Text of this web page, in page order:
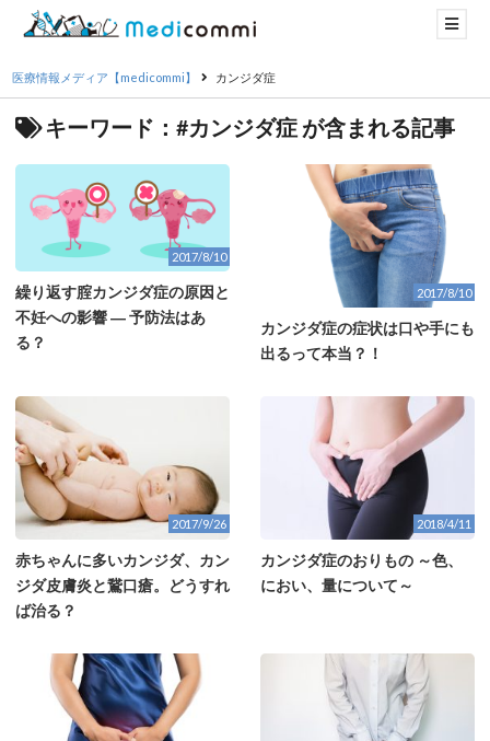
医療情報メディア【medicommi】 カンジダ症
キーワード：#カンジダ症 が含まれる記事
2017/8/10
繰り返す腟カンジダ症の原因と
不妊への影響 ― 予防法はあ
る？
2017/8/10
カンジダ症の症状は口や手にも
出るって本当？！
2017/9/26
赤ちゃんに多いカンジダ、カン
ジダ皮膚炎と鵞口瘡。どうすれ
ば治る？
2018/4/11
カンジダ症のおりもの ～色、
におい、量について～